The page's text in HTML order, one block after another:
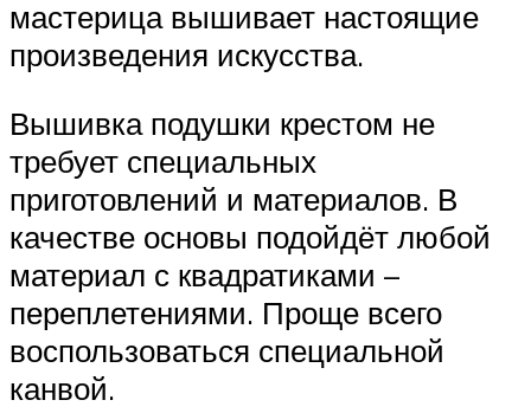
мастерица вышивает настоящие
произведения искусства.
Вышивка подушки крестом не
требует специальных
приготовлений и материалов. В
качестве основы подойдёт любой
материал с квадратиками –
переплетениями. Проще всего
воспользоваться специальной
канвой.